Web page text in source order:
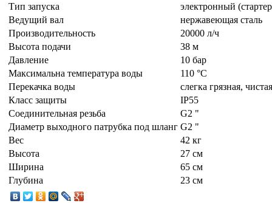
Тип запуска
электронный
Ведущий вал
нержавеющая сталь
Производительность
20000 л/ч
Высота подачи
38 м
Давление
10 бар
Максимальна температура воды
110 °C
Перекачка воды
слегка грязная, чистая
Класс защиты
IP55
Соединительная резьба
G2 "
Диаметр выходного патрубка под шланг G2 "
Вес
42 кг
Высота
27 см
Ширина
65 см
Глубина
23 см